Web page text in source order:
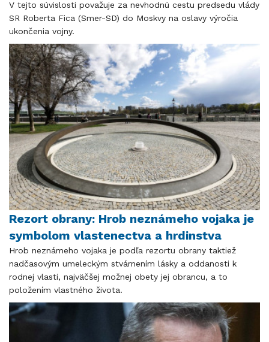
​​​​​​​V tejto súvislosti považuje za nevhodnú cestu predsedu vlády
SR Roberta Fica (Smer-SD) do Moskvy na oslavy výročia
ukončenia vojny.
Rezort obrany: Hrob neznámeho vojaka je
symbolom vlastenectva a hrdinstva
Hrob neznámeho vojaka je podľa rezortu obrany taktiež
nadčasovým umeleckým stvárnením lásky a oddanosti k
rodnej vlasti, najväčšej možnej obety jej obrancu, a to
položením vlastného života.